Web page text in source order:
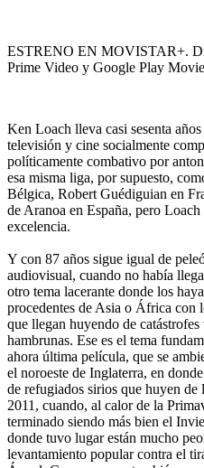
ESTRENO EN MOVISTAR+.
Prime Video y Google Play
Ken Loach lleva casi sesenta
televisión y cine socialmente
políticamente combativo por
esa misma liga, por supuesto,
Bélgica, Robert Guédiguian en
de Aranoa en España, pero
excelencia.
Y con 87 años sigue igual de
audiovisual, cuando no había
otro tema lacerante donde los
procedentes de Asia o África con
que llegan huyendo de catástrofes
hambrunas. Ese es el tema
ahora última película, que se
el noroeste de Inglaterra, en
de refugiados sirios que huyen de
2011, cuando, al calor de la
terminado siendo más bien el
donde tuvo lugar están mucho
levantamiento popular contra el